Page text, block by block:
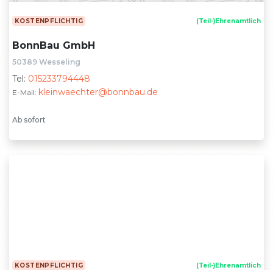
KOSTENPFLICHTIG (Teil-)Ehrenamtlich
BonnBau GmbH
50389 Wesseling
Tel: 015233794448
E-Mail: kleinwaechter@bonnbau.de
Ab sofort
KOSTENPFLICHTIG (Teil-)Ehrenamtlich